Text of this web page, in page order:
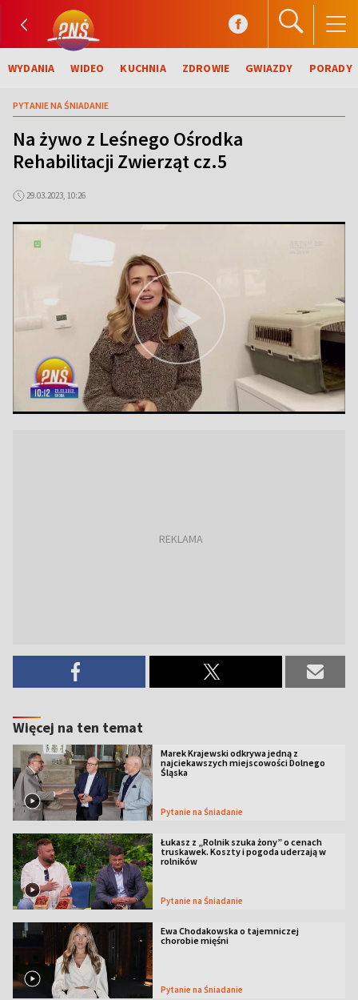
WYDANIA WIDEO KUCHNIA ZDROWIE GWIAZDY PORADY
PYTANIE NA ŚNIADANIE
Na żywo z Leśnego Ośrodka
Rehabilitacji Zwierząt cz.5
29.03.2023, 10:26
Więcej na ten temat
Marek Krajewski odkrywa jedną z
najciekawszych miejscowości Dolnego
Śląska
Pytanie na Śniadanie
Łukasz z „Rolnik szuka żony” o cenach
truskawek. Koszty i pogoda uderzają w
rolników
Pytanie na Śniadanie
Ewa Chodakowska o tajemniczej
chorobie mięśni
Pytanie na Śniadanie